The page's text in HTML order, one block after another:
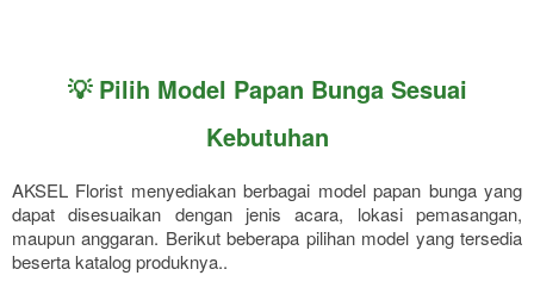
💡 Pilih Model Papan Bunga Sesuai
Kebutuhan
AKSEL Florist menyediakan berbagai model papan bunga yang
dapat disesuaikan dengan jenis acara, lokasi pemasangan,
maupun anggaran. Berikut beberapa pilihan model yang tersedia
beserta katalog produknya..